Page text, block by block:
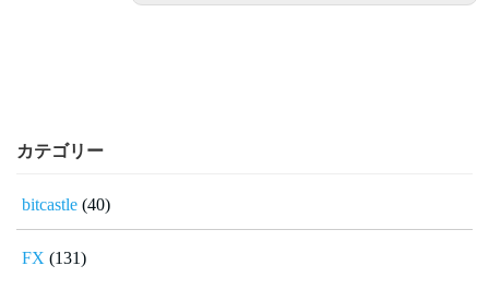
カテゴリー
bitcastle (40)
FX (131)